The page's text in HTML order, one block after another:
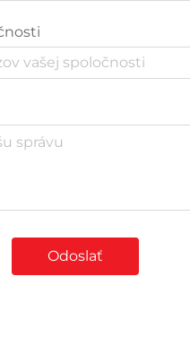
Odoslať